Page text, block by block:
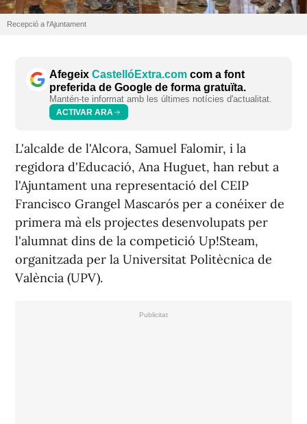
Recepció a l'Ajuntament
Afegeix CastellóExtra.com com a font
preferida de Google de forma gratuïta.
Mantén-te informat amb les últimes notícies d'actualitat.
ACTIVAR ARA
L'alcalde de l'Alcora, Samuel Falomir, i la
regidora d'Educació, Ana Huguet, han rebut a
l'Ajuntament una representació del CEIP
Francisco Grangel Mascarós per a conéixer de
primera mà els projectes desenvolupats per
l'alumnat dins de la competició Up!Steam,
organitzada per la Universitat Politècnica de
València (UPV).